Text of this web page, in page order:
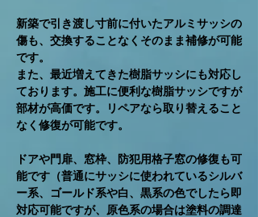
新築で引き渡し寸前に付いたアルミサッシの
傷も、交換することなくそのまま補修が可能
です。
​また、最近増えてきた樹脂サッシにも対応し
ております。施工に便利な樹脂サッシですが
部材が高価です。リペアなら取り替えること
なく修復が可能です。
ドアや門扉、窓枠、防犯用格子窓の修復も可
能です（普通にサッシに使われているシルバ
ー系、ゴールド系や白、黒系の色でしたら即
対応可能ですが、原色系の場合は塗料の調達